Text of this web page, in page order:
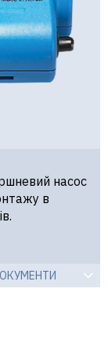
насос
в